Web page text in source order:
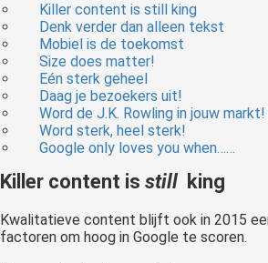
Killer content is still king
Denk verder dan alleen tekst
Mobiel is de toekomst
Size does matter!
Eén sterk geheel
Daag je bezoekers uit!
Word de J.K. Rowling in jouw markt!
Word sterk, heel sterk!
Google only loves you when……
Killer content is still king
Kwalitatieve content blijft ook in 2015
factoren om hoog in Google te scoren.